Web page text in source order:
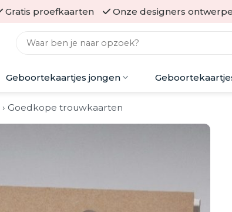
Gratis proefkaarten Onze designers
Geboortekaartjes jongen
› Goedkope trouwkaarten